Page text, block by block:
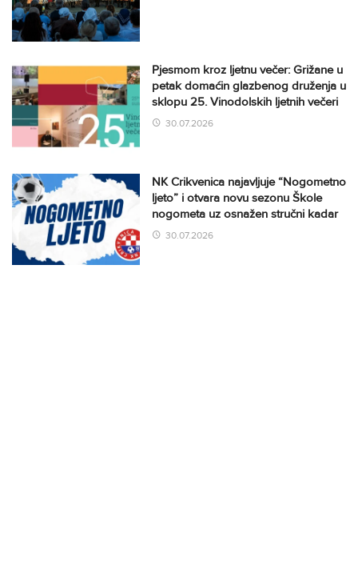
Pjesmom kroz ljetnu večer: Grižane u
petak domaćin glazbenog druženja u
sklopu 25. Vinodolskih ljetnih večeri
30.07.2026
NK Crikvenica najavljuje “Nogometno
ljeto” i otvara novu sezonu Škole
nogometa uz osnažen stručni kadar
30.07.2026